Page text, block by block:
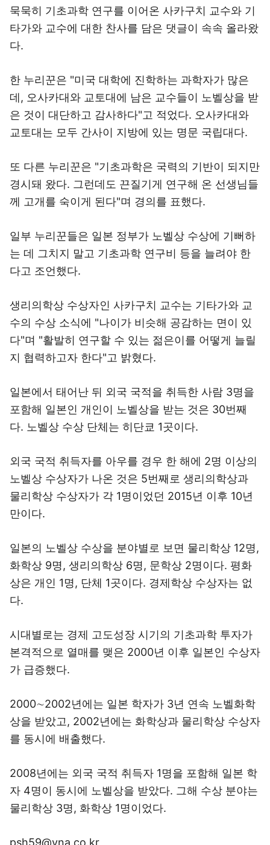
묵묵히 기초과학 연구를 이어온 사카구치 교수와 기
타가와 교수에 대한 찬사를 담은 댓글이 속속 올라왔
다.
한 누리꾼은 "미국 대학에 진학하는 과학자가 많은
데, 오사카대와 교토대에 남은 교수들이 노벨상을 받
은 것이 대단하고 감사하다"고 적었다. 오사카대와
교토대는 모두 간사이 지방에 있는 명문 국립대다.
또 다른 누리꾼은 "기초과학은 국력의 기반이 되지만
경시돼 왔다. 그런데도 끈질기게 연구해 온 선생님들
께 고개를 숙이게 된다"며 경의를 표했다.
일부 누리꾼들은 일본 정부가 노벨상 수상에 기뻐하
는 데 그치지 말고 기초과학 연구비 등을 늘려야 한
다고 조언했다.
생리의학상 수상자인 사카구치 교수는 기타가와 교
수의 수상 소식에 "나이가 비슷해 공감하는 면이 있
다"며 "활발히 연구할 수 있는 젊은이를 어떻게 늘릴
지 협력하고자 한다"고 밝혔다.
일본에서 태어난 뒤 외국 국적을 취득한 사람 3명을
포함해 일본인 개인이 노벨상을 받는 것은 30번째
다. 노벨상 수상 단체는 히단쿄 1곳이다.
외국 국적 취득자를 아우를 경우 한 해에 2명 이상의
노벨상 수상자가 나온 것은 5번째로 생리의학상과
물리학상 수상자가 각 1명이었던 2015년 이후 10년
만이다.
일본의 노벨상 수상을 분야별로 보면 물리학상 12명,
화학상 9명, 생리의학상 6명, 문학상 2명이다. 평화
상은 개인 1명, 단체 1곳이다. 경제학상 수상자는 없
다.
시대별로는 경제 고도성장 시기의 기초과학 투자가
본격적으로 열매를 맺은 2000년 이후 일본인 수상자
가 급증했다.
2000∼2002년에는 일본 학자가 3년 연속 노벨화학
상을 받았고, 2002년에는 화학상과 물리학상 수상자
를 동시에 배출했다.
2008년에는 외국 국적 취득자 1명을 포함해 일본 학
자 4명이 동시에 노벨상을 받았다. 그해 수상 분야는
물리학상 3명, 화학상 1명이었다.
psh59@yna.co.kr